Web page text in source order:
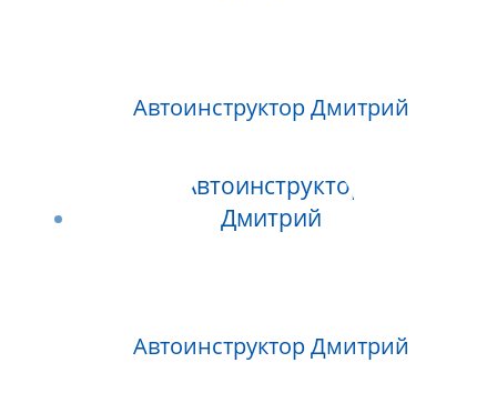
Автоинструктор Дмитрий
Автоинструктор Дмитрий